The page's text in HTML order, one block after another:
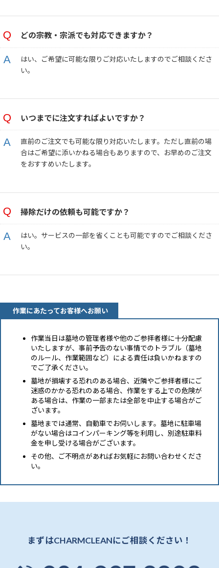
どの宗教・宗派でも対応できますか？
はい、ご希望に可能な限りご対応いたしますのでご相談くださ
い。
いつまでに注文すればよいですか？
直前のご注文でも可能な限り対応いたします。ただし直前の場
合はご希望に添いかねる場合もありますので、お早めのご注文
をおすすめいたします。
掃除だけの依頼も可能ですか？
はい。サービスの一部を省くことも可能ですのでご相談くださ
い。
作業にあたってお客様へお願い
作業当日は墓地の管理者様や他のご参拝者様に十分配慮
いたしますが、事前予告のない事情でのトラブル（墓地
のルール、作業範囲など）による責任は負いかねますの
でご了承ください。
墓地が損壊する恐れのある場合、近隣やご参拝者様にご
迷惑のかかる恐れのある場合、作業をする上での危険が
ある場合は、作業の一部または全部を中止する場合がご
ざいます。
墓地までは通常、自動車でお伺いします。墓地に駐車場
がない場合はコインパーキング等を利用し、別途駐車料
金を申し受ける場合がございます。
その他、ご不明点があればお気軽にお問い合わせくださ
い。
まずはCHARMCLEANにご相談ください！